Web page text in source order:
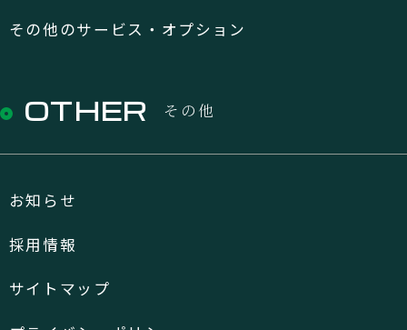
その他のサービス・オプション
OTHER その他
お知らせ
採用情報
サイトマップ